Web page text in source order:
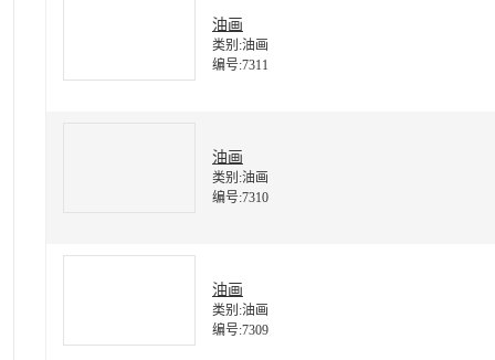
油画
类别:油画
编号:7311
油画
类别:油画
编号:7310
油画
类别:油画
编号:7309